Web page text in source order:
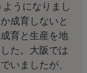
うになりまし
成育しないと
育と生産を地
た。大阪では
いましたが、